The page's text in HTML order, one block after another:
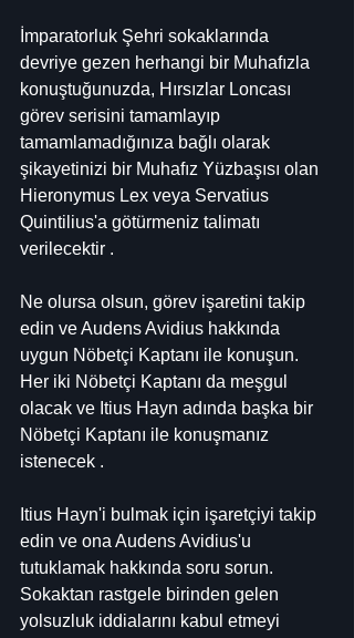
İmparatorluk Şehri sokaklarında
devriye gezen herhangi bir Muhafızla
konuştuğunuzda, Hırsızlar Loncası
görev serisini tamamlayıp
tamamlamadığınıza bağlı olarak
şikayetinizi bir Muhafız Yüzbaşısı olan
Hieronymus Lex veya Servatius
Quintilius'a götürmeniz talimatı
verilecektir .
Ne olursa olsun, görev işaretini takip
edin ve Audens Avidius hakkında
uygun Nöbetçi Kaptanı ile konuşun.
Her iki Nöbetçi Kaptanı da meşgul
olacak ve Itius Hayn adında başka bir
Nöbetçi Kaptanı ile konuşmanız
istenecek .
Itius Hayn'i bulmak için işaretçiyi takip
edin ve ona Audens Avidius'u
tutuklamak hakkında soru sorun.
Sokaktan rastgele birinden gelen
yolsuzluk iddialarını kabul etmeyi